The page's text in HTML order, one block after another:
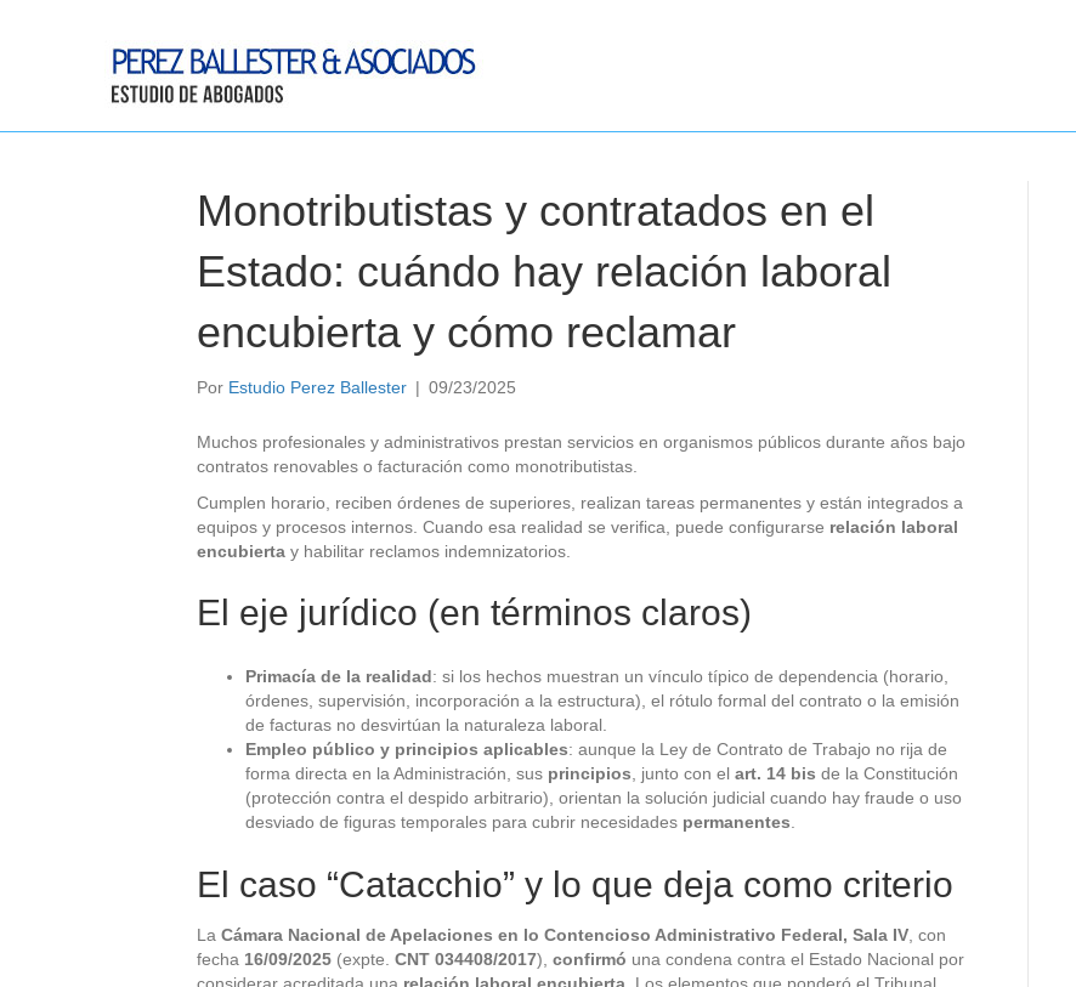
Monotributistas y contratados en el
Estado: cuándo hay relación laboral
encubierta y cómo reclamar
Por Estudio Perez Ballester | 09/23/2025
Muchos profesionales y administrativos prestan servicios en organismos públicos durante años bajo
contratos renovables o facturación como monotributistas.
Cumplen horario, reciben órdenes de superiores, realizan tareas permanentes y están integrados a
equipos y procesos internos. Cuando esa realidad se verifica, puede configurarse relación laboral
encubierta y habilitar reclamos indemnizatorios.
El eje jurídico (en términos claros)
Primacía de la realidad: si los hechos muestran un vínculo típico de dependencia (horario,
órdenes, supervisión, incorporación a la estructura), el rótulo formal del contrato o la emisión
de facturas no desvirtúan la naturaleza laboral.
Empleo público y principios aplicables: aunque la Ley de Contrato de Trabajo no rija de
forma directa en la Administración, sus principios , junto con el art. 14 bis de la Constitución
(protección contra el despido arbitrario), orientan la solución judicial cuando hay fraude o uso
desviado de figuras temporales para cubrir necesidades permanentes
El caso “Catacchio” y lo que deja como criterio
La Cámara Nacional de Apelaciones en lo Contencioso Administrativo Federal, Sala IV , con
fecha 16/09/2025 (expte. CNT 034408/2017), confirmó una condena contra el Estado Nacional por